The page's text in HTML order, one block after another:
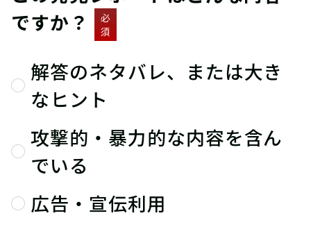
ですか？
必
須
解答のネタバレ、または大き
なヒント
攻撃的・暴力的な内容を含ん
でいる
広告・宣伝利用